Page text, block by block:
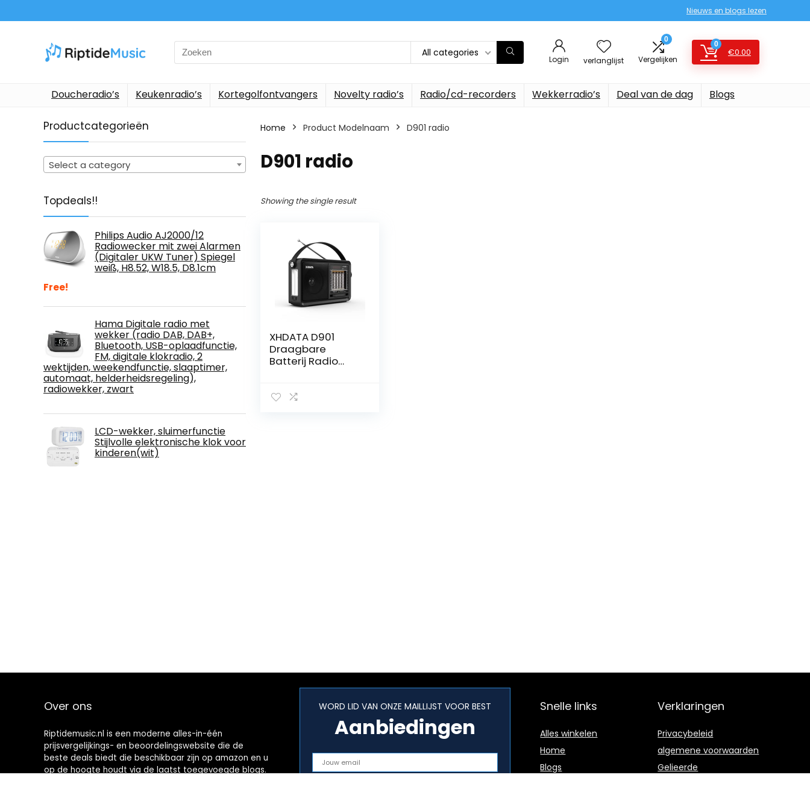
Nieuws en blogs lezen
Search
for:
All categories
Login verlanglijst
0
Vergelijken
0
€0.00
Doucheradio’s Keukenradio’s Kortegolfontvangers Novelty radio’s Radio/cd-recorders Wekkerradio’s Deal van de dag Blogs
Productcategorieën
Select a category
Topdeals!!
Philips Audio AJ2000/12
Radiowecker mit zwei Alarmen
(Digitaler UKW Tuner) Spiegel
weiß, H8.52, W18.5, D8.1cm
Free!
Hama Digitale radio met
wekker (radio DAB, DAB+,
Bluetooth, USB-oplaadfunctie,
FM, digitale klokradio, 2
wektijden, weekendfunctie, slaaptimer,
automaat, helderheidsregeling),
radiowekker, zwart
LCD-wekker, sluimerfunctie
Stijlvolle elektronische klok voor
kinderen(wit)
Home Product Modelnaam ‎D901 radio
‎D901 radio
Showing the single result
XHDATA D901
Draagbare
Batterij Radio
luidspreker/zakla
Over ons
Riptidemusic.nl is een moderne alles-in-één
prijsvergelijkings- en beoordelingswebsite die de
beste deals biedt die beschikbaar zijn op amazon en u
op de hoogte houdt via de laatst toegevoegde blogs.
WORD LID VAN ONZE MAILLIJST VOOR BEST
Aanbiedingen
Snelle links
Alles winkelen
Home
Blogs
Verklaringen
Privacybeleid
algemene voorwaarden
Gelieerde